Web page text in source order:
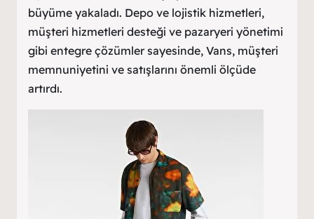
büyüme yakaladı. Depo ve lojistik hizmetleri,
müşteri hizmetleri desteği ve pazaryeri yönetimi
gibi entegre çözümler sayesinde, Vans, müşteri
memnuniyetini ve satışlarını önemli ölçüde
artırdı. ​